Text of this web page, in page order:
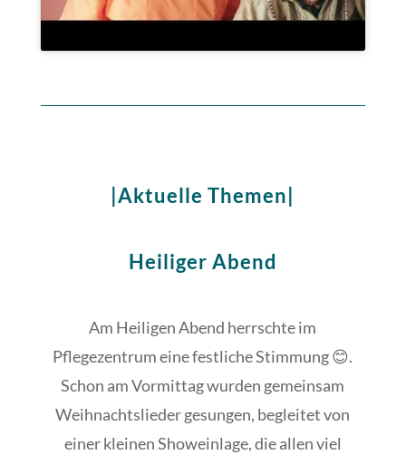
|Aktuelle Themen|
Heiliger Abend
Am Heiligen Abend herrschte im
Pflegezentrum eine festliche Stimmung 😊.
Schon am Vormittag wurden gemeinsam
Weihnachtslieder gesungen, begleitet von
einer kleinen Showeinlage, die allen viel